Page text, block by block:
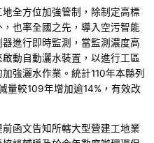
全方位加強管制，除制定高標
也率全國之先，導入空污智能
進行即時監測，當監測濃度高
動自動灑水裝置，以進行工區
強灑水作業。統計110年本縣列
量較109年增加逾14%，有效改
函文告知所轄大型營建工地業